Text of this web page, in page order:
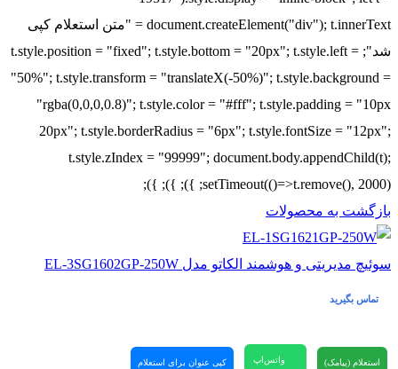
document.createElement("div"); t.innerText = "متن استعلام کپی
شد"; t.style.position = "fixed"; t.style.bottom = "20px"; t.style.left =
"50%"; t.style.transform = "translateX(-50%)"; t.style.background =
"rgba(0,0,0,0.8)"; t.style.color = "#fff"; t.style.padding = "10px
20px"; t.style.borderRadius = "6px"; t.style.fontSize = "12px";
t.style.zIndex = "99999"; document.body.appendChild(t);
setTimeout(()=>t.remove(), 2000); }); }); });
بازگشت به محصولات
سوئیچ مدیریتی و هوشمند الکاتو مدل EL‑3SG1602GP‑250W
تماس بگیرید
استعلام (پیامک) واتس‌اپ کپی عنوان برای استعلام